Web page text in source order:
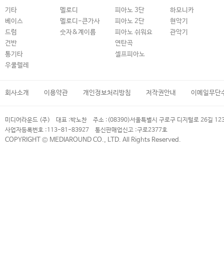
기타
베이스
드럼
건반
통기타
우쿨렐레
멜로디
멜로디-큰가사
숫자&계이름
피아노 3단
피아노 2단
피아노 쉬워요
연탄곡
셀프피아노
하모니카
현악기
관악기
회사소개 이용약관 개인정보처리방침 저작권안내 이메일무단
미디어라운드 (주) 대표 :박노찬 주소 : (08390)서울특별시 구로구 디지털로 26길
사업자등록번호 :113-81-83927 통신판매업신고 :구로2377호
COPYRIGHT © MEDIAROUND CO., LTD. All Rights Reserved.